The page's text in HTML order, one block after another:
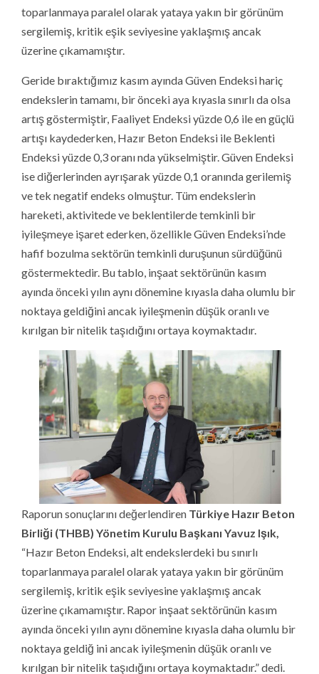
toparlanmaya paralel olarak yataya yakın bir görünüm
sergilemiş, kritik eşik seviyesine yaklaşmış ancak
üzerine çıkamamıştır.
Geride bıraktığımız kasım ayında Güven Endeksi hariç
endekslerin tamamı, bir önceki aya kıyasla sınırlı da olsa
artış göstermiştir, Faaliyet Endeksi yüzde 0,6 ile en güçlü
artışı kaydederken, Hazır Beton Endeksi ile Beklenti
Endeksi yüzde 0,3 oranı nda yükselmiştir. Güven Endeksi
ise diğerlerinden ayrışarak yüzde 0,1 oranında gerilemiş
ve tek negatif endeks olmuştur. Tüm endekslerin
hareketi, aktivitede ve beklentilerde temkinli bir
iyileşmeye işaret ederken, özellikle Güven Endeksi’nde
hafif bozulma sektörün temkinli duruşunun sürdüğünü
göstermektedir. Bu tablo, inşaat sektörünün kasım
ayında önceki yılın aynı dönemine kıyasla daha olumlu bir
noktaya geldiğini ancak iyileşmenin düşük oranlı ve
kırılgan bir nitelik taşıdığını ortaya koymaktadır.
Raporun sonuçlarını değerlendiren Türkiye Hazır Beton
Birliği (THBB) Yönetim Kurulu Başkanı Yavuz Işık,
“Hazır Beton Endeksi, alt endekslerdeki bu sınırlı
toparlanmaya paralel olarak yataya yakın bir görünüm
sergilemiş, kritik eşik seviyesine yaklaşmış ancak
üzerine çıkamamıştır. Rapor inşaat sektörünün kasım
ayında önceki yılın aynı dönemine kıyasla daha olumlu bir
noktaya geldiğ ini ancak iyileşmenin düşük oranlı ve
kırılgan bir nitelik taşıdığını ortaya koymaktadır.” dedi.